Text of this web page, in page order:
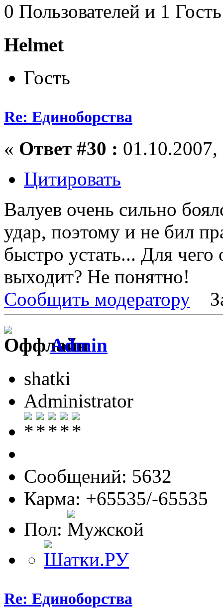
0 Пользователей и 1
Helmet
Гость
Re: Единоборства
« Ответ #30 :
Цитировать
Валуев очень сильно
удар, поэтому и не бил
быстро устать... Для чего
выходит? Не понятно!
Сообщить модератору
Admin
shatki
Administrator
Сообщений: 5632
Карма: +65535/-65535
Пол:
Re: Единоборства